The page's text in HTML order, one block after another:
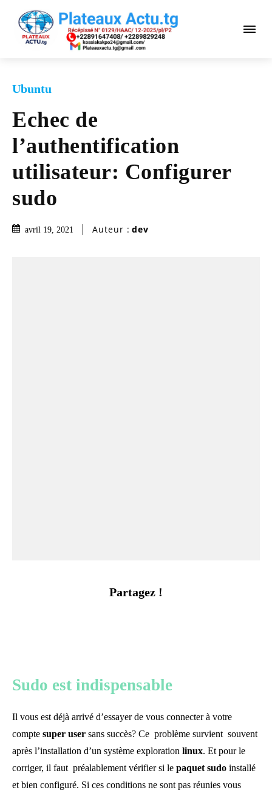
Ubuntu
Echec de
l’authentification
utilisateur: Configurer
sudo
avril 19, 2021 Auteur : dev
Partagez !
Sudo est indispensable
Il vous est déjà arrivé d’essayer de vous connecter à votre
compte super user sans succès? Ce problème survient souvent
après l’installation d’un système exploration linux. Et pour le
corriger, il faut préalablement vérifier si le paquet sudo installé
et bien configuré. Si ces conditions ne sont pas réunies vous